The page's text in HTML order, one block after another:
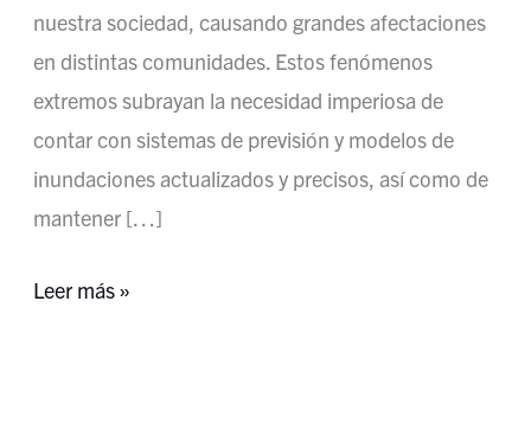
nuestra sociedad, causando grandes afectaciones
en distintas comunidades. Estos fenómenos
extremos subrayan la necesidad imperiosa de
contar con sistemas de previsión y modelos de
inundaciones actualizados y precisos, así como de
mantener […]
Leer más »